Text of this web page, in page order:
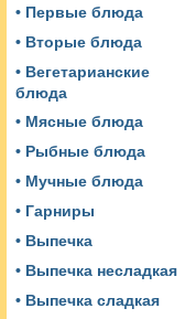
• Первые блюда
• Вторые блюда
• Вегетарианские
блюда
• Мясные блюда
• Рыбные блюда
• Мучные блюда
• Гарниры
• Выпечка
• Выпечка несладкая
• Выпечка сладкая